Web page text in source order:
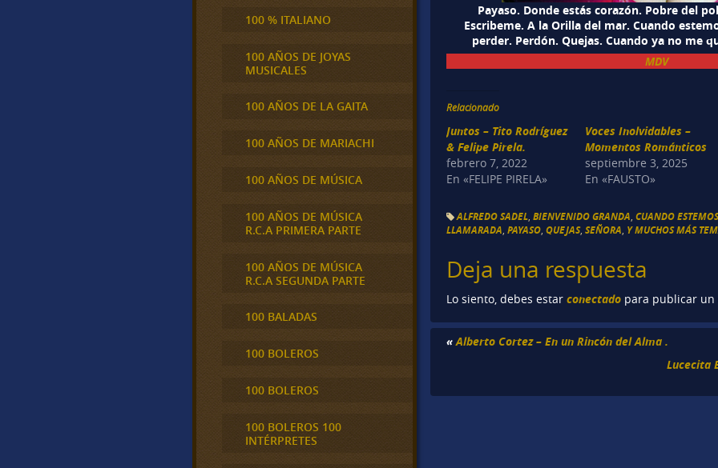
Payaso. Donde estás corazón. Pobre del
Escribeme. A la Orilla del mar. Cuando
perder. Perdón. Quejas. Cuando ya no me
MDV
Relacionado
Juntos – Tito Rodríguez
& Felipe Pirela.
febrero 7, 2022
En «FELIPE PIRELA»
Voces Inolvidables –
Momentos Románticos
septiembre 3, 2025
En «FAUSTO»
ALFREDO SADEL ,BIENVENIDO GRANDA ,CUANDO
LLAMARADA ,PAYASO ,QUEJAS,SEÑORA Y MUCHOS MÁS
Deja una respuesta
Lo siento, debes estarconectado para publicar un
«Alberto Cortez – En un Rincón del Alma .
Lucecita
100 % ITALIANO
100 AÑOS DE JOYAS
MUSICALES
100 AÑOS DE LA GAITA
100 AÑOS DE MARIACHI
100 AÑOS DE MÚSICA
100 AÑOS DE MÚSICA
R.C.A PRIMERA PARTE
100 AÑOS DE MÚSICA
R.C.A SEGUNDA PARTE
100 BALADAS
100 BOLEROS
100 BOLEROS
100 BOLEROS 100
INTÉRPRETES